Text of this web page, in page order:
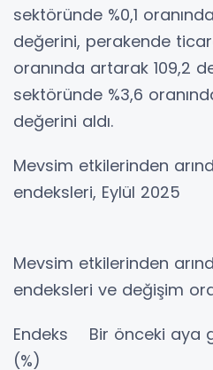
sektöründe %0,1
değerini, perakende
oranında artarak 109,2
sektöründe %3,6
değerini aldı.
Mevsim etkilerinden
endeksleri, Eylül 2025
Mevsim etkilerinden
endeksleri ve değişim
Endeks Bir önceki aya
(%)